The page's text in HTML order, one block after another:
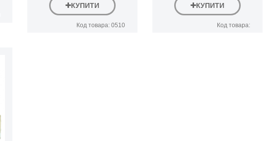
КУПИТИ
Код товара: 0510
КУПИТИ
Код товара: